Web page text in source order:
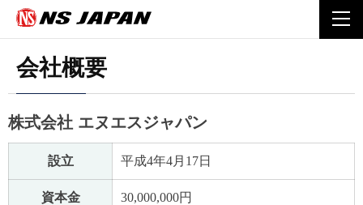
Home
会社概要
株式会社 エヌエスジャパン
設立 平成4年4月17日
資本金 30,000,000円